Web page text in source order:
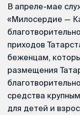
В апреле-мае
«Милосердие —
приходов
беженцам,
размещения
средства
для детей и